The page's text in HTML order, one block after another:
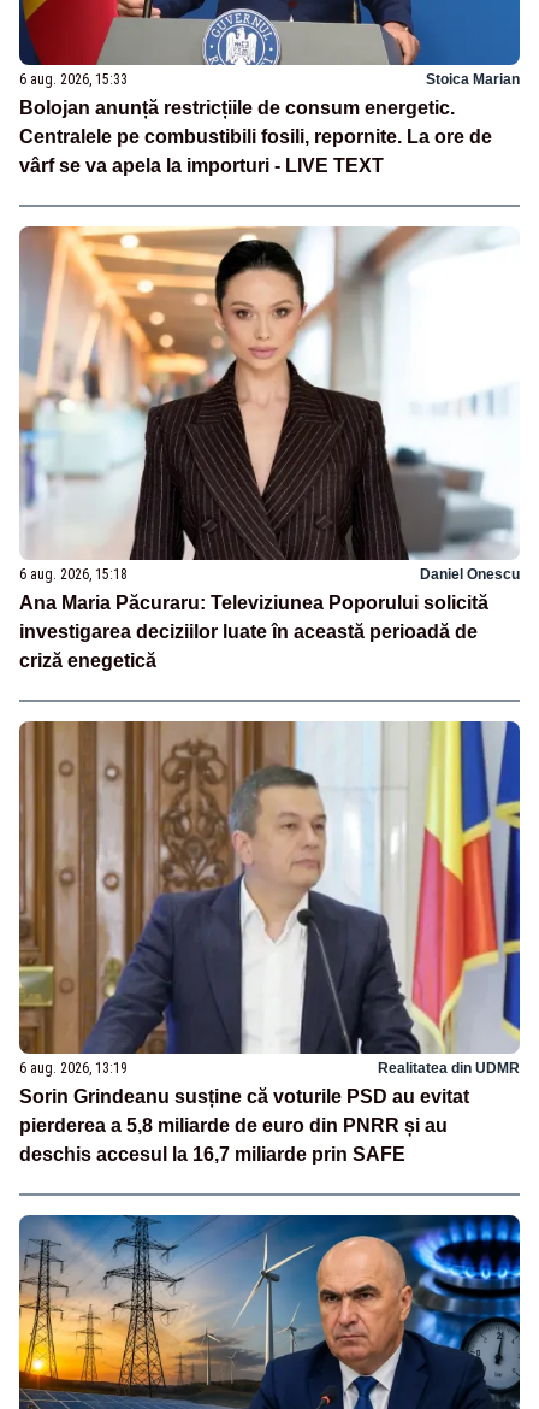
6 aug. 2026, 15:33 Stoica Marian
Bolojan anunță restricțiile de consum energetic.
Centralele pe combustibili fosili, repornite. La ore de
vârf se va apela la importuri - LIVE TEXT
6 aug. 2026, 15:18 Daniel Onescu
Ana Maria Păcuraru: Televiziunea Poporului solicită
investigarea deciziilor luate în această perioadă de
criză enegetică
6 aug. 2026, 13:19 Realitatea din UDMR
Sorin Grindeanu susține că voturile PSD au evitat
pierderea a 5,8 miliarde de euro din PNRR și au
deschis accesul la 16,7 miliarde prin SAFE